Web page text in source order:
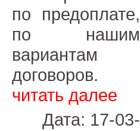
по предоплате,
по нашим
вариантам
договоров.
читать далее
Дата: 17-03-